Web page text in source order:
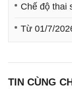
Chế độ thai
Từ 01/7/
TIN CÙNG